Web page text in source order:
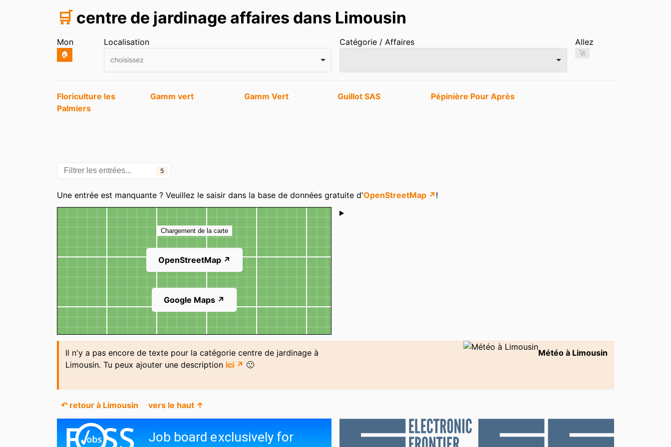
🛒 centre de jardinage affaires dans Limousin
Mon
🏠
Localisation
choisissez
Catégorie / Affaires Allez
🚀
Entrées
Floriculture les
Palmiers
Gamm vert Gamm Vert Guillot SAS Pépinière Pour Après
5
Une entrée est manquante ? Veuillez le saisir dans la base de données gratuite d'OpenStreetMap ↗ !
Carte
Chargement de la carte
OpenStreetMap ↗
Google Maps ↗
Shoutbox
Il n'y a pas encore de texte pour la catégorie centre de jardinage à
Limousin. Tu peux ajouter une description ici ↗ 🙂
Météo à Limousin
↶ retour à Limousin vers le haut ↑